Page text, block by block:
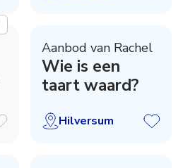
Aanbod van Rachel
Wie is een
taart waard?
Hilversum